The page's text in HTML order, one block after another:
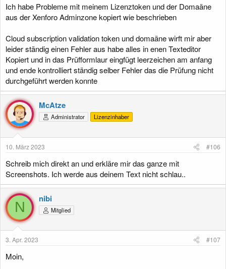
Ich habe Probleme mit meinem Lizenztoken und der Domaäne
aus der Xenforo Adminzone kopiert wie beschrieben
Cloud subscription validation token und domaäne wirft mir aber
leider ständig einen Fehler aus habe alles in enen Texteditor
Kopiert und in das Prüfformlaur eingfügt leerzeichen am anfang
und ende kontrolliert ständig selber Fehler das die Prüfung nicht
durchgeführt werden konnte
McAtze
Administrator Lizenzinhaber
10. März 2023 #106
Schreib mich direkt an und erkläre mir das ganze mit
Screenshots. Ich werde aus deinem Text nicht schlau..
N
nibi
Mitglied
3. Apr. 2023 #107
Moin,